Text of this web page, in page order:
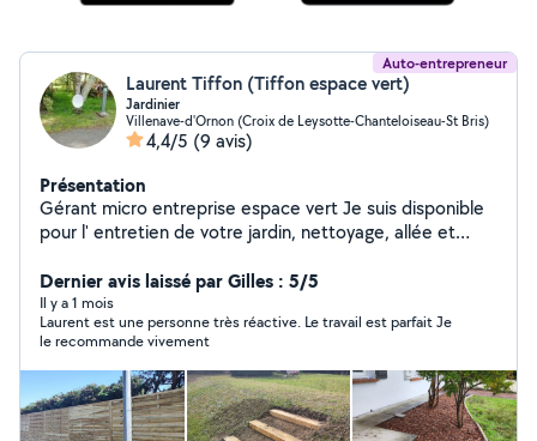
Auto-entrepreneur
Laurent Tiffon (Tiffon espace vert)
Jardinier
Villenave-d'Ornon (Croix de Leysotte-Chanteloiseau-St Bris)
4,4/5 (9 avis)
Présentation
Gérant micro entreprise espace vert Je suis disponible
pour l' entretien de votre jardin, nettoyage, allée et
bois, possibilité de rangement
Dernier avis laissé par Gilles : 5/5
Il y a 1 mois
Laurent est une personne très réactive. Le travail est parfait Je
le recommande vivement